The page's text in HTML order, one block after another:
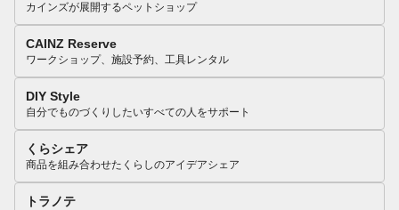
カインズが展開するペットショップ
CAINZ Reserve
ワークショップ、施設予約、工具レンタル
DIY Style
自分でものづくりしたいすべての人をサポート
くらシェア
商品を組み合わせたくらしのアイデアシェア
トラノテ